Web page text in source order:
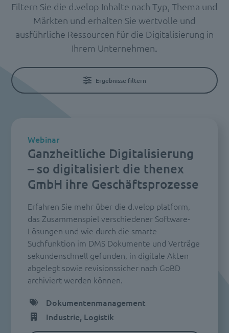
Filtern Sie die d.velop Inhalte nach Typ, Thema und
Märkten und erhalten Sie wertvolle und
ausführliche Ressourcen für die Digitalisierung in
Ihrem Unternehmen.
Ergebnisse filtern
Ganzheitliche Digitalisierung
– so digitalisiert die thenex
GmbH ihre Geschäftsprozesse
Webinar
Erfahren Sie mehr über die d.velop platform,
das Zusammenspiel verschiedener Software-
Lösungen und wie durch die smarte
Suchfunktion im DMS Dokumente und Verträge
sekundenschnell gefunden, in digitale Akten
abgelegt sowie revisionssicher nach GoBD
archiviert werden können.
Dokumentenmanagement
Industrie, Logistik